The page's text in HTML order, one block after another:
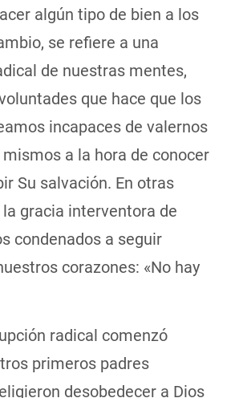
algún tipo de bien a los
se refiere a una
de nuestras mentes,
que hace que los
incapaces de valernos
a la hora de conocer
Su salvación. En otras
gracia interventora de
condenados a seguir
corazones: «No hay
radical comenzó
primeros padres
desobedecer a Dios